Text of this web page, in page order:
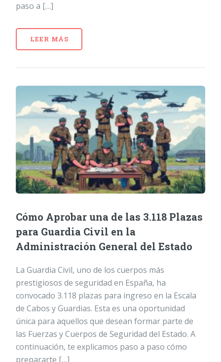
paso a […]
LEER MÁS
Cómo Aprobar una de las 3.118 Plazas
para Guardia Civil en la
Administración General del Estado
La Guardia Civil, uno de los cuerpos más
prestigiosos de seguridad en España, ha
convocado 3.118 plazas para ingreso en la Escala
de Cabos y Guardias. Esta es una oportunidad
única para aquellos que desean formar parte de
las Fuerzas y Cuerpos de Seguridad del Estado. A
continuación, te explicamos paso a paso cómo
prepararte […]